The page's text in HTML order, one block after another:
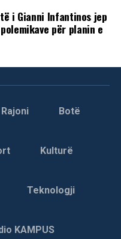
i Gianni Infantinos jep
për planin e
Rajoni Botë
Kulturë
Teknologji
KAMPUS